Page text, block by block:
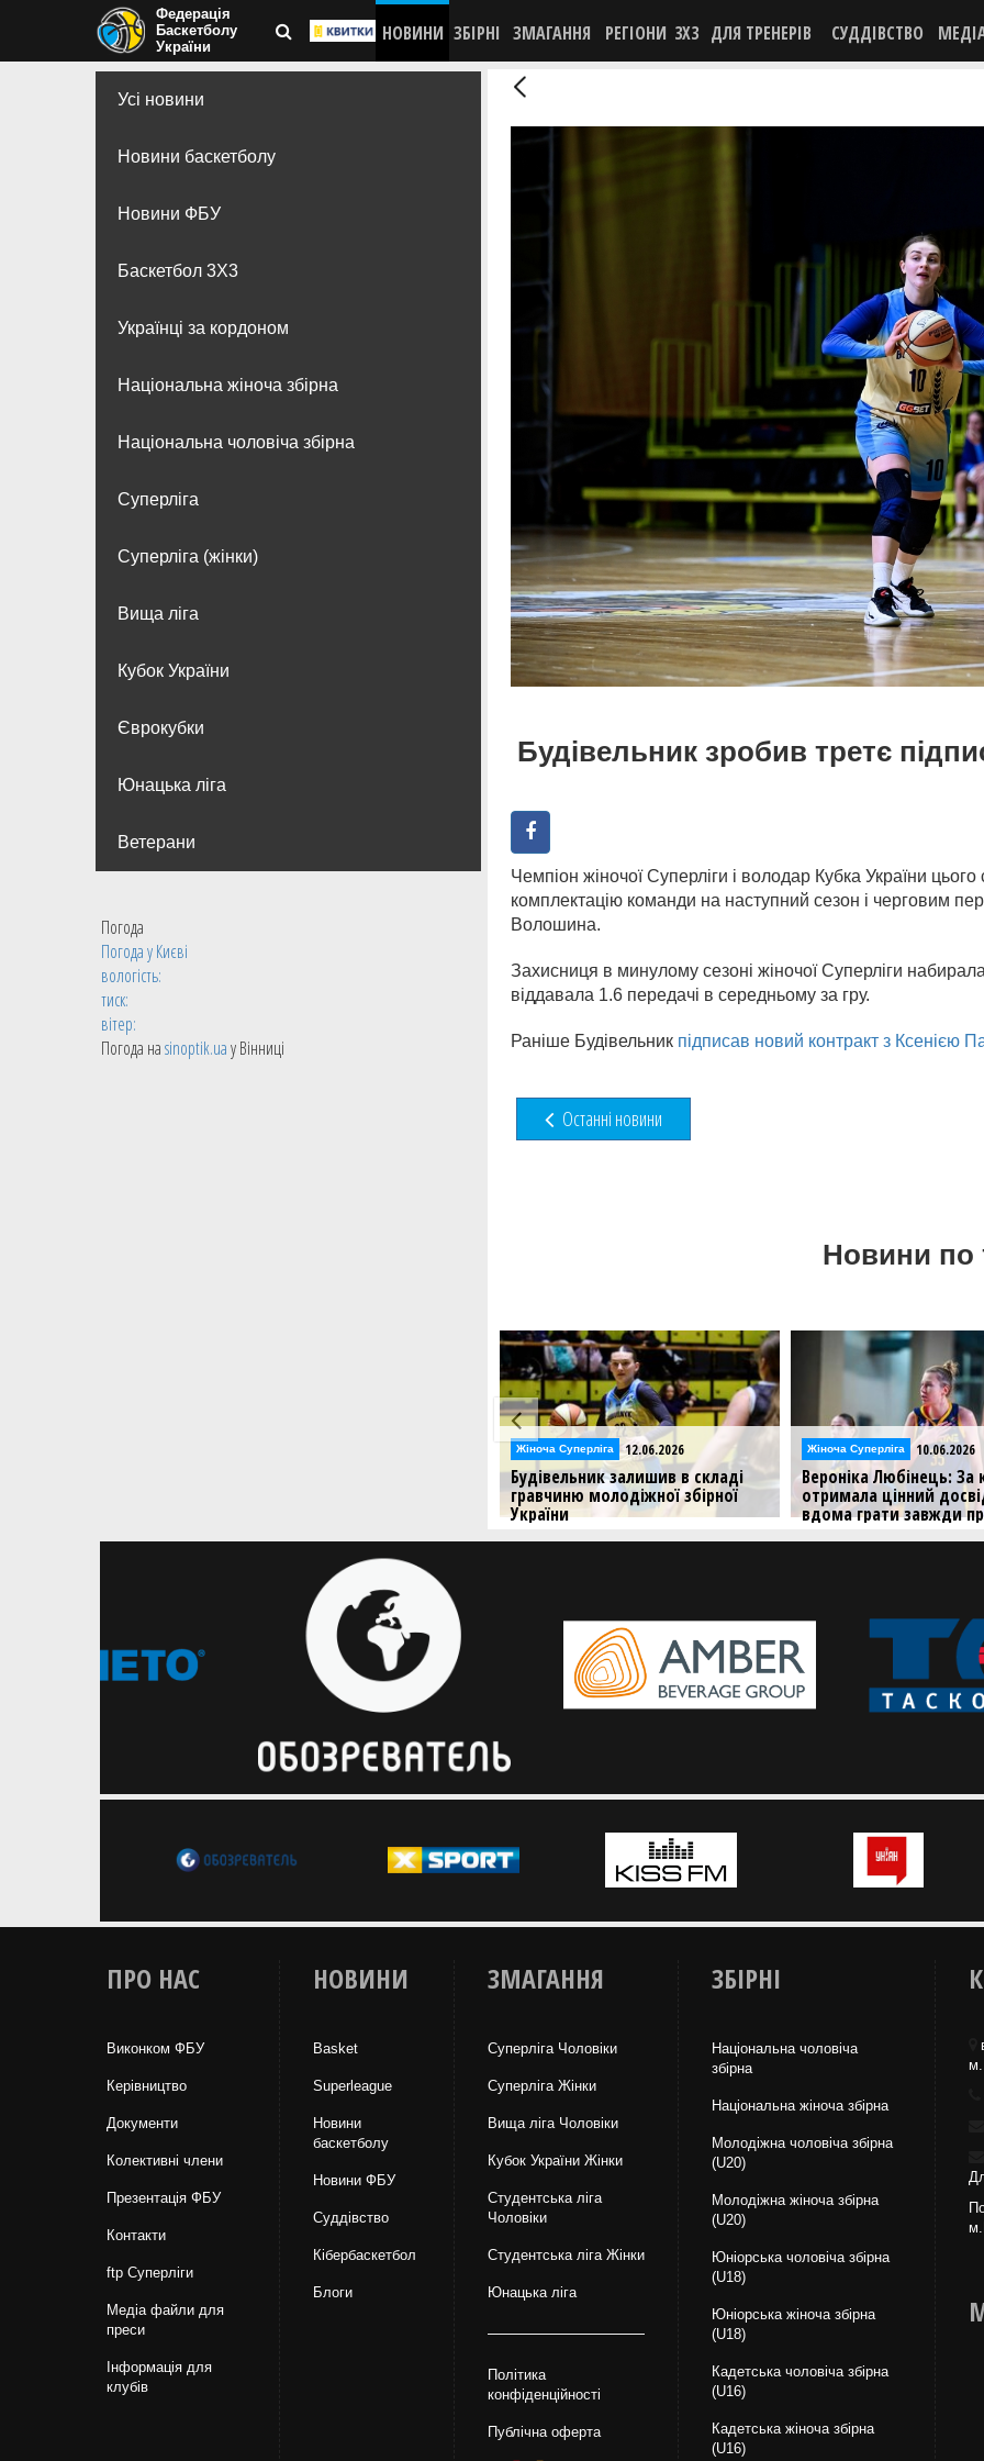
Федерація
Баскетболу
України
НОВИНИ ЗБІРНІ ЗМАГАННЯ РЕГІОНИ 3X3 ДЛЯ ТРЕНЕРІВ СУДДІВСТВО
Усі новини
Новини баскетболу
Новини ФБУ
Баскетбол 3Х3
Українці за кордоном
Національна жіноча збірна
Національна чоловіча збірна
Суперліга
Суперліга (жінки)
Вища лiга
Кубок України
Єврокубки
Юнацька ліга
Ветерани
Погода
Погода уКиєві
вологість:
тиск:
вітер:
Погода наsinoptik.uaу Вінниці
Будівельник зробив третє
Чемпіон жіночої Суперліги і володар Кубка України
комплектацію команди на наступний сезон і черговим
Волошина.
Захисниця в минулому сезоні жіночої Суперліги
віддавала 1.6 передачі в середньому за гру.
Раніше Будівельник підписав новий контракт з Ксенією
Останні новини
Новини по
Жіноча Суперліга 12.06.2026
Будівельник залишив в складі
гравчиню молодіжної збірної
України
Анастасія Любенська продовжить
Жіноча Суперліга 10.06.2026
Вероніка Любінець: За
отримала цінний
вдома грати завжди
Центрова Будівельника
ПРО НАС
Виконком ФБУ
Керівництво
Документи
Колективні члени
Презентація ФБУ
Контакти
ftp Суперліги
Медіа файли для
преси
Інформація для
клубів
НОВИНИ
Basket
Superleague
Новини
баскетболу
Новини ФБУ
Суддівство
Кібербаскетбол
Блоги
ЗМАГАННЯ
Суперліга Чоловіки
Суперліга Жінки
Вища лiга Чоловіки
Кубок України Жінки
Студентська ліга
Чоловiки
Студентська ліга Жінки
Юнацька ліга
Політика
конфіденційності
Публічна оферта
ЗБІРНІ
Національна чоловіча
збірна
Національна жiноча збірна
Молодіжна чоловіча збірна
(U20)
Молодіжна жіноча збірна
(U20)
Юніорська чоловіча збірна
(U18)
Юніорська жіноча збірна
(U18)
Кадетська чоловіча збірна
(U16)
Кадетська жіноча збірна
(U16)
м.